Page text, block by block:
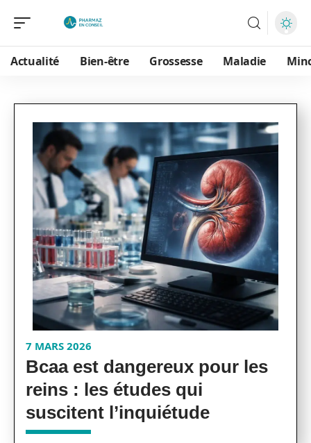
Actualité Bien-être Grossesse Maladie
7 MARS 2026
Bcaa est dangereux pour les
reins : les études qui
suscitent l’inquiétude